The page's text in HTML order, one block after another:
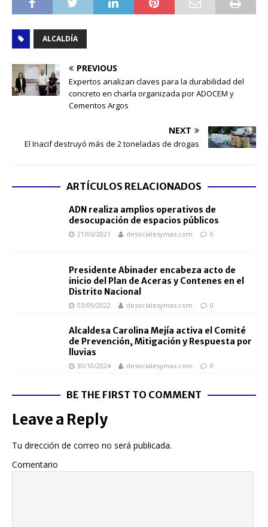
ALCALDÍA
PREVIOUS
Expertos analizan claves para la durabilidad del
concreto en charla organizada por ADOCEM y
Cementos Argos
NEXT
El Inacif destruyó más de 2 toneladas de drogas
ARTÍCULOS RELACIONADOS
ADN realiza amplios operativos de
desocupación de espacios públicos
21/06/2021 desocialesymas.com 0
Presidente Abinader encabeza acto de
inicio del Plan de Aceras y Contenes en el
Distrito Nacional
03/09/2022 desocialesymas.com 0
Alcaldesa Carolina Mejía activa el Comité
de Prevención, Mitigación y Respuesta por
lluvias
30/10/2024 desocialesymas.com 0
BE THE FIRST TO COMMENT
Leave a Reply
Tu dirección de correo no será publicada.
Comentario